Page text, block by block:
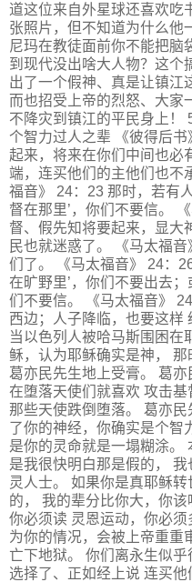
道这位来自外星球还喜欢吃
张照片，但不知道为什么他
尼玛在教徒面前你不能把脑
到现代没出啥大人物？这个
出了一个假神、真是让镇江
而也招受上帝的烈怒、大家
不降灾到镇江的平民身上！
个智力过人之辈 《彼得后
起来，将来在你们中间也必
端，连买他们的主他们也不
福音》 24：23 那时，若有
督在那里’，你们不要信。
督、假先知将要起来，显大
民也就迷惑了。 《马太福
们了。 《马太福音》 24：
在旷野里’，你们不要出去
们不要信。 《马太福音》
西边；人子降临，也要这样
当以色列人被哈马斯围困在
稣，认为耶稣确实是神，
葛亦民先生地上受膏。 葛
在堕落天使们就喜欢 攻击基
那些天使跌倒堕落。 葛亦
了你的神经，你确实是个智
是你的灵命就是一塌糊涂。
是我很快明白那是假的，
灵人士。 如果你是真耶稣
的， 我的辈分比你大，你该
你必须读 灵恩运动，你必
为你的情况，会被上帝重重
亡下地狱。 你们离永生似
选择了、正如经上说 连买